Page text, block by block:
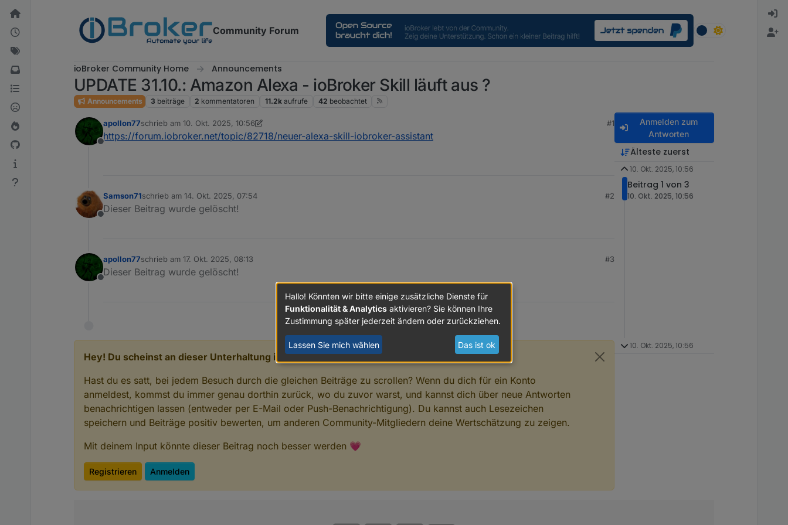
Weiter zum Inhalt
Community Forum
ioBroker Community Home Announcements
UPDATE 31.10.: Amazon Alexa - ioBroker Skill läuft aus ?
Announcements 3 beiträge 2 kommentatoren 11.2k aufrufe 42 beobachtet
Offline
apollon77schrieb am 10. Okt. 2025, 10:56
zuletzt editiert von apollon77
#1
https://forum.iobroker.net/topic/82718/neuer-alexa-skill-iobroker-assistant
Offline
Samson71schrieb am 14. Okt. 2025, 07:54
zuletzt editiert von
#2
Dieser Beitrag wurde gelöscht!
Offline
apollon77schrieb am 17. Okt. 2025, 08:13
zuletzt editiert von
#3
Dieser Beitrag wurde gelöscht!
Hey! Du scheinst an dieser Unterhaltung interessiert zu sein, hast aber noch kein Konto.
Hast du es satt, bei jedem Besuch durch die gleichen Beiträge zu scrollen? Wenn du dich für ein Konto
anmeldest, kommst du immer genau dorthin zurück, wo du zuvor warst, und kannst dich über neue Antworten
benachrichtigen lassen (entweder per E-Mail oder Push-Benachrichtigung). Du kannst auch Lesezeichen
speichern und Beiträge positiv bewerten, um anderen Community-Mitgliedern deine Wertschätzung zu zeigen.
Mit deinem Input könnte dieser Beitrag noch besser werden 💗
Registrieren Anmelden
Anmelden zum
Antworten
Älteste zuerst
10. Okt. 2025, 10:56
Beitrag 1 von 3
10. Okt. 2025, 10:56
10. Okt. 2025, 10:56
Hallo! Könnten wir bitte einige zusätzliche Dienste für
Funktionalität & Analytics aktivieren? Sie können Ihre
Zustimmung später jederzeit ändern oder zurückziehen.
Lassen Sie mich wählen Das ist ok